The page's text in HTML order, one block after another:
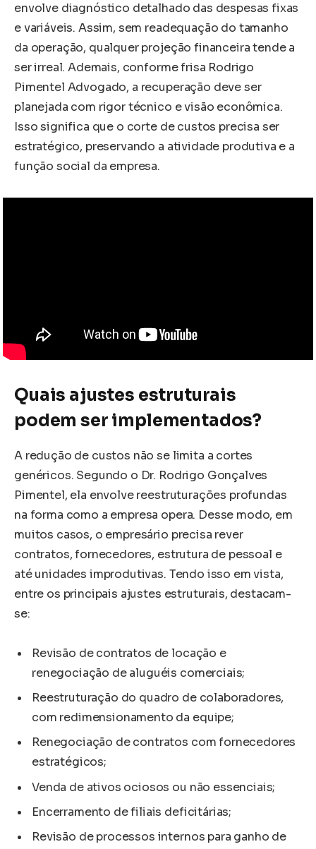
envolve diagnóstico detalhado das despesas fixas
e variáveis. Assim, sem readequação do tamanho
da operação, qualquer projeção financeira tende a
ser irreal. Ademais, conforme frisa Rodrigo
Pimentel Advogado, a recuperação deve ser
planejada com rigor técnico e visão econômica.
Isso significa que o corte de custos precisa ser
estratégico, preservando a atividade produtiva e a
função social da empresa.
Quais ajustes estruturais
podem ser implementados?
A redução de custos não se limita a cortes
genéricos. Segundo o Dr. Rodrigo Gonçalves
Pimentel, ela envolve reestruturações profundas
na forma como a empresa opera. Desse modo, em
muitos casos, o empresário precisa rever
contratos, fornecedores, estrutura de pessoal e
até unidades improdutivas. Tendo isso em vista,
entre os principais ajustes estruturais, destacam-
se:
Revisão de contratos de locação e
renegociação de aluguéis comerciais;
Reestruturação do quadro de colaboradores,
com redimensionamento da equipe;
Renegociação de contratos com fornecedores
estratégicos;
Venda de ativos ociosos ou não essenciais;
Encerramento de filiais deficitárias;
Revisão de processos internos para ganho de